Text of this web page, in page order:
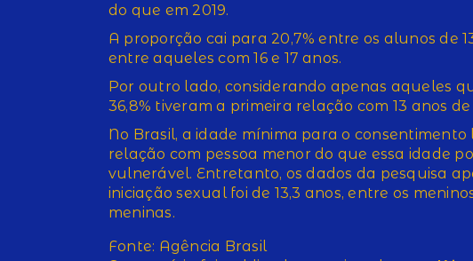
do que em 2019.
A proporção cai para 20,7% entre os alunos de
entre aqueles com 16 e 17 anos.
Por outro lado, considerando apenas aqueles
36,8% tiveram a primeira relação com 13 anos
No Brasil, a idade mínima para o
relação com pessoa menor do que essa idade
vulnerável. Entretanto, os dados da pesquisa
iniciação sexual foi de 13,3 anos, entre os
meninas.
Fonte: Agência Brasil